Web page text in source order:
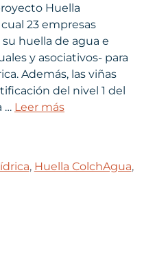
Huella
23 empresas
huella de agua e
y asociativos- para
Además, las viñas
del nivel 1 del
… Leer más
, Huella ColchAgua,